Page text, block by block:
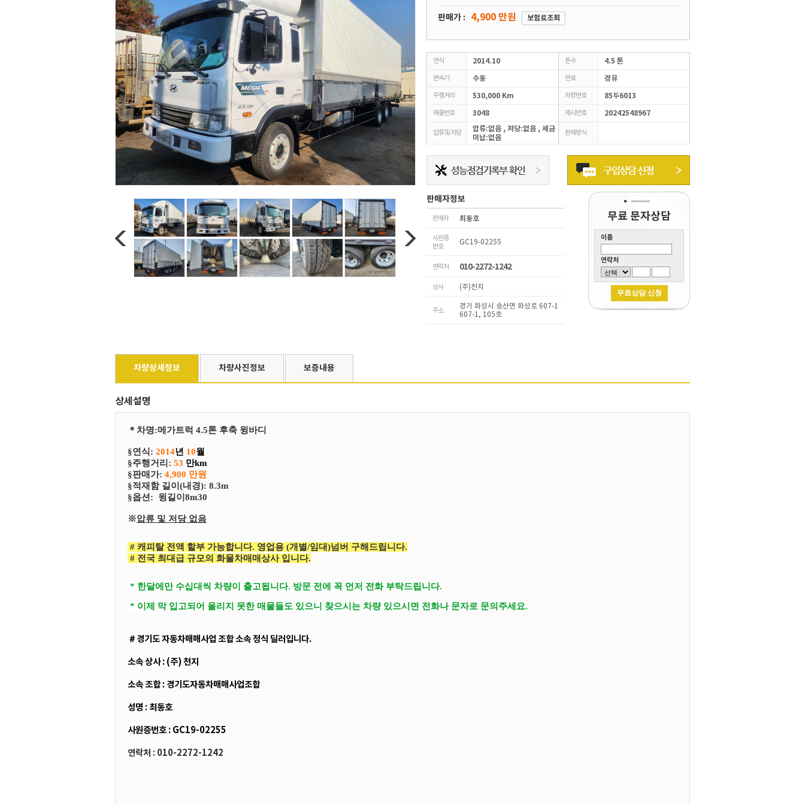
판매가 : 4,900 만원 보험료조회
연식 2014.10 톤수 4.5 톤
변속기 수동 연료 경유
주행거리 530,000 Km 차량번호 85두6013
매물번호 3048 제시번호 20242548967
압류 및 저당
압류:없음 , 저당:없음 , 세금
미납:없음
판매방식
판매자정보
판매자 최동호
사원증
번호
GC19-02255
연락처 010-2272-1242
상사 (주)천지
주소
경기 화성시 송산면 화성로 607-1
607-1, 105호
무료 문자상담
이름
연락처
차량상세정보 차량사진정보 보증내용
상세설명
＊ 차명:메가트럭 4.5톤 후축 윙바디
§연식: 2014년 10월
§​주행거리: 53 만km
§​판매가: 4,900 만원
§​적재함 길이(내경): 8.3m
§​​옵션: 윙길이8m30
※압류 및 저당 없음
# 캐피탈 전액 할부 가능합니다. 영업용 (개별/임대)넘버 구해드립니다.
# 전국 최대급 규모의 화물차매매상사 입니다.
* 한달에만 수십대씩 차량이 출고됩니다. 방문 전에 꼭 먼저 전화 부탁드립니다.
* 이제 막 입고되어 올리지 못한 매물들도 있으니 찾으시는 차량 있으시면 전화나 문자로 문의주세요.
＃경기도 자동차매매사업 조합 소속 정식 딜러입니다.
소속 상사 : (주) 천지
소속 조합 : 경기도자동차매매사업조합
성명 : 최동호
사원증번호 : GC19-02255
연락처 : 010-2272-1242